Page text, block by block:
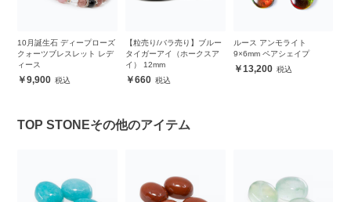
10月誕生石 ディープローズ
クォーツブレスレット レデ
ィース
9,900
【粒売り/バラ売り】ブルー
タイガーアイ（ホークスア
イ） 12mm
660
ルース アンモライト
9×6mm ペアシェイプ
13,200
TOP STONEその他のアイテム